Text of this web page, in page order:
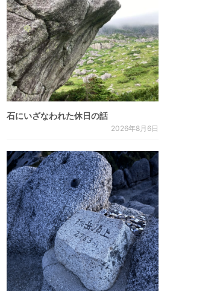
石にいざなわれた休日の話
2026年8月6日